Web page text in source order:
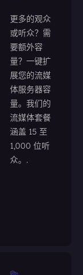
更多的观众
或听众？需
要额外容
量？一键扩
展您的流媒
体服务器容
量。我们的
流媒体套餐
涵盖 15 至
1,000 位听
众。.